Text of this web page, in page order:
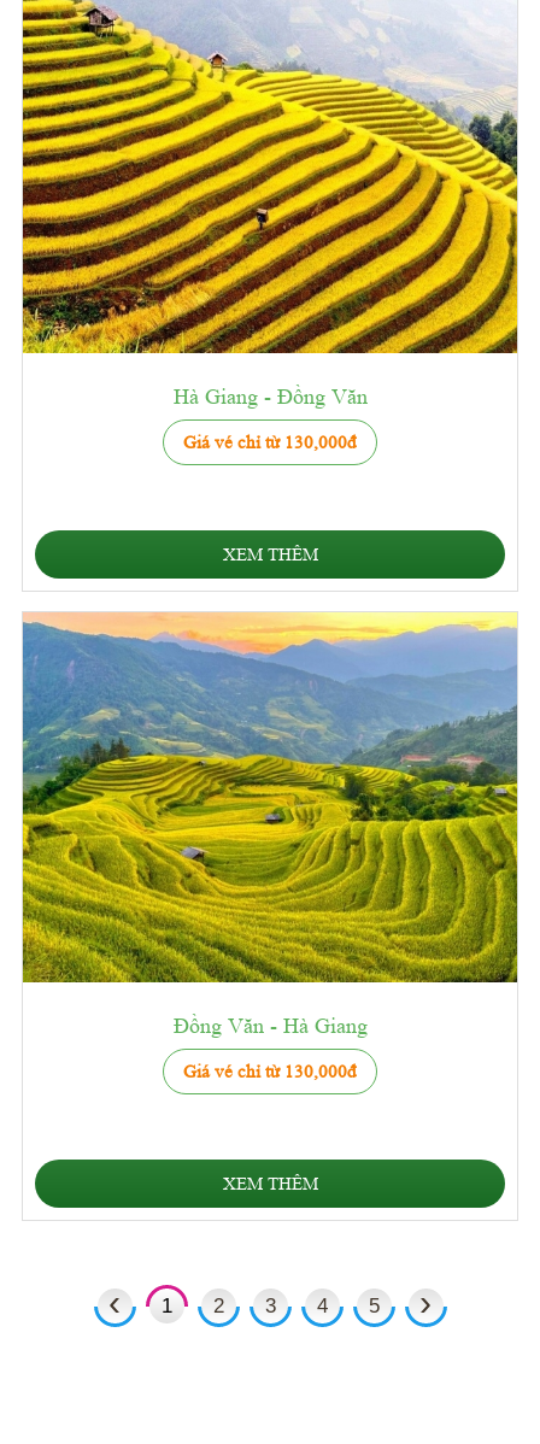
Hà Giang - Đồng Văn
Giá vé chỉ từ 130,000đ
XEM THÊM
Đồng Văn - Hà Giang
Giá vé chỉ từ 130,000đ
XEM THÊM
‹ 1 2 3 4 5 ›